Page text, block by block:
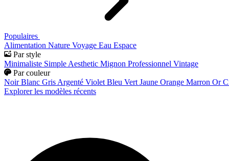
Populaires
Alimentation Nature Voyage Eau Espace
Par style
Minimaliste Simple Aesthetic Mignon Professionnel Vintage
Par couleur
Noir Blanc Gris Argenté Violet Bleu Vert Jaune Orange Marron Or
Explorer les modèles récents